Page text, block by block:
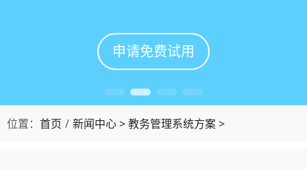
申请免费试用
申请免费试用
申请免费试用
申请免费试用
位置： 首页 新闻中心>教务管理系统方案>